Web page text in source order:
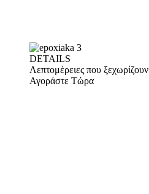
DETAILS
Λεπτομέρειες που ξεχωρίζουν
Αγοράστε Τώρα